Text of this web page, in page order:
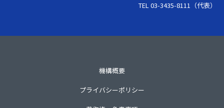
TEL 03-3435-8111（代表）
機構概要
プライバシーポリシー